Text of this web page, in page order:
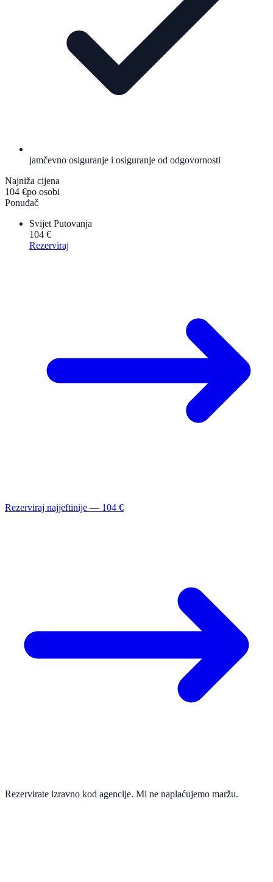
jamčevno osiguranje i osiguranje od odgovornosti
Najniža cijena
104 €po osobi
Ponuđač
Svijet Putovanja
104 €
Rezerviraj
Rezerviraj najjeftinije — 104 €
Rezervirate izravno kod agencije. Mi ne naplaćujemo maržu.